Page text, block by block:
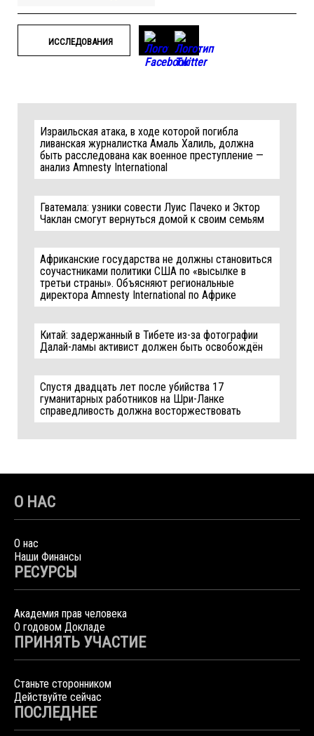
ИССЛЕДОВАНИЯ
Израильская атака, в ходе которой погибла
ливанская журналистка Амаль Халиль, должна
быть расследована как военное преступление —
анализ Amnesty International
Гватемала: узники совести Луис Пачеко и Эктор
Чаклан смогут вернуться домой к своим семьям
Африканские государства не должны становиться
соучастниками политики США по «высылке в
третьи страны». Объясняют региональные
директора Amnesty International по Африке
Китай: задержанный в Тибете из-за фотографии
Далай-ламы активист должен быть освобождён
Спустя двадцать лет после убийства 17
гуманитарных работников на Шри-Ланке
справедливость должна восторжествовать
О НАС
О нас
Наши Финансы
РЕСУРСЫ
Академия прав человека
О годовом Докладе
ПРИНЯТЬ УЧАСТИЕ
Станьте сторонником
Действуйте сейчас
ПОСЛЕДНЕЕ